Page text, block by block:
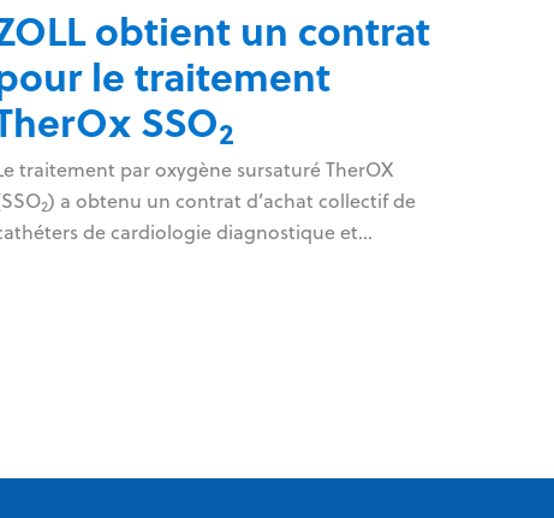
obtient un contrat
le traitement
SSO2
traitement par oxygène sursaturé TherOX
2) a obtenu un contrat d’achat collectif de
de cardiologie diagnostique et